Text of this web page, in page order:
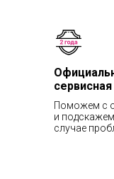
Поможем с
и
случае